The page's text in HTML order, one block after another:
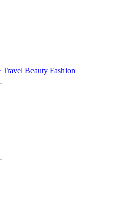
Travel Beauty Fashion